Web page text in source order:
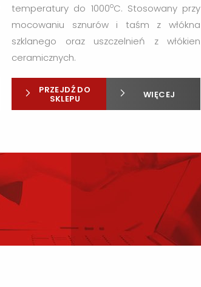
temperatury do 1000oC. Stosowany przy
mocowaniu sznurów i taśm z włókna
szklanego oraz uszczelnień z włókien
ceramicznych.
PRZEJDŹ DO
SKLEPU WIĘCEJ